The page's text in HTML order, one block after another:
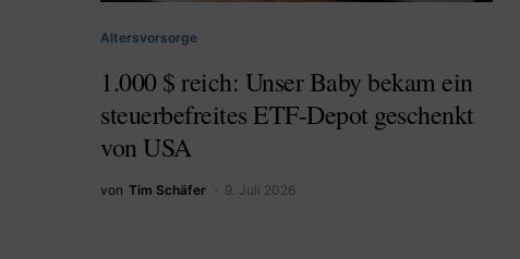
Altersvorsorge
1.000 $ reich: Unser Baby bekam ein
steuerbefreites ETF-Depot geschenkt
von USA
von Tim Schäfer 9. Juli 2026